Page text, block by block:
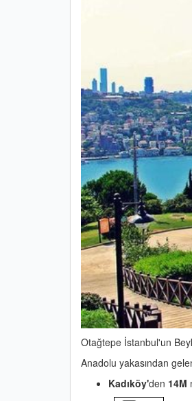
Otağtepe İstanbul'un
Anadolu yakasından
Kadıköy'den 14M